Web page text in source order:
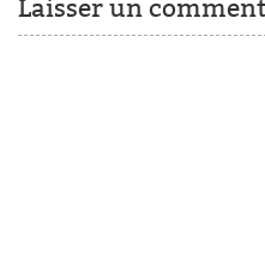
Laisser un